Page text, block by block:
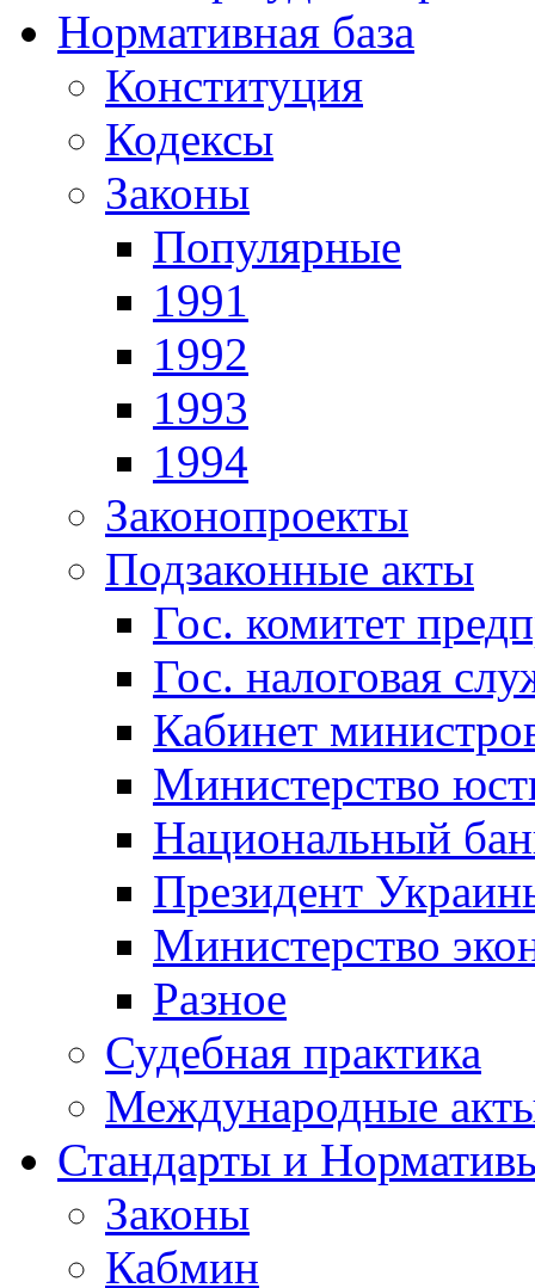
Нормативная база
Конституция
Кодексы
Законы
Популярные
1991
1992
1993
1994
Законопроекты
Подзаконные акты
Гос. комитет
Гос. налоговая
Кабинет
Министерство
Национальный
Президент
Министерство
Разное
Судебная практика
Международные
Стандарты и
Законы
Кабмин